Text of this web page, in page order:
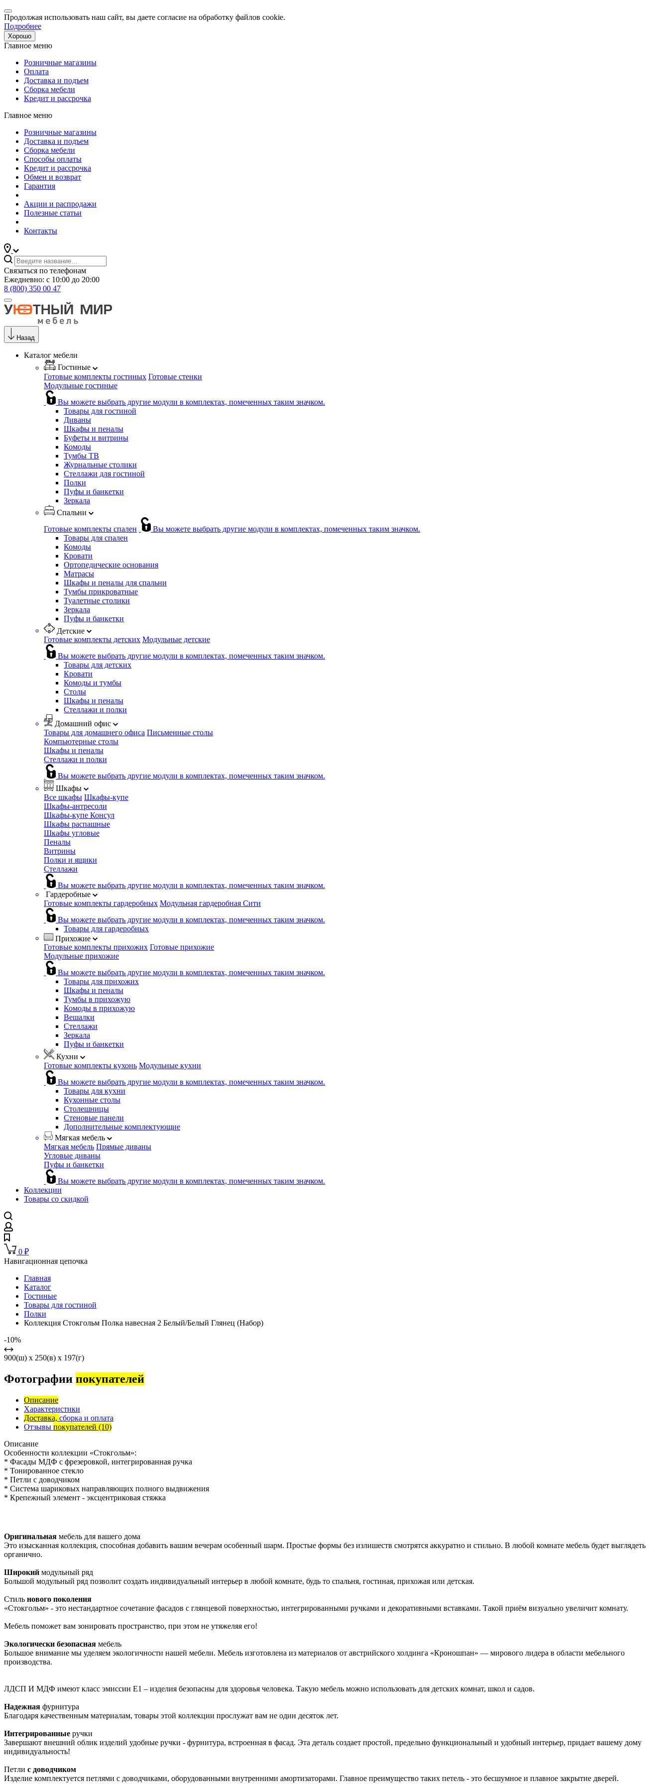
Продолжая использовать наш сайт, вы даете согласие на обработку файлов cookie.
Подробнее
Хорошо
Главное меню
Розничные магазины
Оплата
Доставка и подъем
Сборка мебели
Кредит и рассрочка
Главное меню
Розничные магазины
Доставка и подъем
Сборка мебели
Способы оплаты
Кредит и рассрочка
Обмен и возврат
Гарантия
Акции и распродажи
Полезные статьи
Контакты
Связаться по телефонам
Ежедневно: с 10:00 до 20:00
8 (800) 350 00 47
Назад
Каталог мебели
Гостиные
Готовые комплекты гостиных Готовые стенки
Модульные гостиные
Вы можете выбрать другие модули в комплектах, помеченных таким значком.
Товары для гостиной
Диваны
Шкафы и пеналы
Буфеты и витрины
Комоды
Тумбы ТВ
Журнальные столики
Стеллажи для гостиной
Полки
Пуфы и банкетки
Зеркала
Спальни
Готовые комплекты спален
Вы можете выбрать другие модули в комплектах, помеченных таким значком.
Товары для спален
Комоды
Кровати
Ортопедические основания
Матрасы
Шкафы и пеналы для спальни
Тумбы прикроватные
Туалетные столики
Зеркала
Пуфы и банкетки
Детские
Готовые комплекты детских Модульные детские
Вы можете выбрать другие модули в комплектах, помеченных таким значком.
Товары для детских
Кровати
Комоды и тумбы
Столы
Шкафы и пеналы
Стеллажи и полки
Домашний офис
Товары для домашнего офиса Письменные столы
Компьютерные столы
Шкафы и пеналы
Стеллажи и полки
Вы можете выбрать другие модули в комплектах, помеченных таким значком.
Шкафы
Все шкафы Шкафы-купе
Шкафы-антресоли
Шкафы-купе Консул
Шкафы распашные
Шкафы угловые
Пеналы
Витрины
Полки и ящики
Стеллажи
Вы можете выбрать другие модули в комплектах, помеченных таким значком.
Гардеробные
Готовые комплекты гардеробных Модульная гардеробная Сити
Вы можете выбрать другие модули в комплектах, помеченных таким значком.
Товары для гардеробных
Прихожие
Готовые комплекты прихожих Готовые прихожие
Модульные прихожие
Вы можете выбрать другие модули в комплектах, помеченных таким значком.
Товары для прихожих
Шкафы и пеналы
Тумбы в прихожую
Комоды в прихожую
Вешалки
Стеллажи
Зеркала
Пуфы и банкетки
Кухни
Готовые комплекты кухонь Модульные кухни
Вы можете выбрать другие модули в комплектах, помеченных таким значком.
Товары для кухни
Кухонные столы
Столешницы
Стеновые панели
Дополнительные комплектующие
Мягкая мебель
Мягкая мебель Прямые диваны
Угловые диваны
Пуфы и банкетки
Вы можете выбрать другие модули в комплектах, помеченных таким значком.
Коллекции
Товары со скидкой
0 ₽
Навигационная цепочка
Главная
Каталог
Гостиные
Товары для гостиной
Полки
Коллекция Стокгольм Полка навесная 2 Белый/Белый Глянец (Набор)
-10%
900(ш) x 250(в) x 197(г)
Фотографии покупателей
Описание
Характеристики
Доставка, сборка и оплата
Отзывы покупателей (10)
Описание
Особенности коллекции «Стокгольм»:
* Фасады МДФ с фрезеровкой, интегрированная ручка
* Тонированное стекло
* Петли с доводчиком
* Система шариковых направляющих полного выдвижения
* Крепежный элемент - эксцентриковая стяжка
Оригинальная мебель для вашего дома
Это изысканная коллекция, способная добавить вашим вечерам особенный шарм. Простые формы без излишеств смотрятся аккуратно и стильно. В любой комнате мебель будет выглядеть
органично.
Широкий модульный ряд
Большой модульный ряд позволит создать индивидуальный интерьер в любой комнате, будь то спальня, гостиная, прихожая или детская.
Стиль нового поколения
«Стокгольм» - это нестандартное сочетание фасадов с глянцевой поверхностью, интегрированными ручками и декоративными вставками. Такой приём визуально увеличит комнату.
Мебель поможет вам зонировать пространство, при этом не утяжеляя его!
Экологически безопасная мебель
Большое внимание мы уделяем экологичности нашей мебели. Мебель изготовлена из материалов от австрийского холдинга «Кроношпан» — мирового лидера в области мебельного
производства.
ЛДСП И МДФ имеют класс эмиссии Е1 – изделия безопасны для здоровья человека. Такую мебель можно использовать для детских комнат, школ и садов.
Надежная фурнитура
Благодаря качественным материалам, товары этой коллекции прослужат вам не один десяток лет.
Интегрированные ручки
Завершают внешний облик изделий удобные ручки - фурнитура, встроенная в фасад. Эта деталь создает простой, предельно функциональный и удобный интерьер, придает вашему дому
индивидуальность!
Петли с доводчиком
Изделие комплектуется петлями с доводчиками, оборудованными внутренними амортизаторами. Главное преимущество таких петель - это бесшумное и плавное закрытие дверей.